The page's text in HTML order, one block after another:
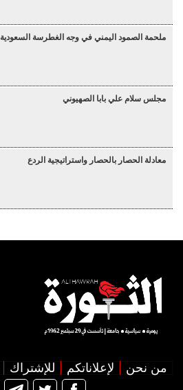
ملحمة الصمود اليمني في وجه الغطرسة السعودية
مجلس سلام علي بابا الصهيوني
معادلة الحصار بالحصار واستراتيجية الردع
من نحن لإعلاناتكم للإشتراك